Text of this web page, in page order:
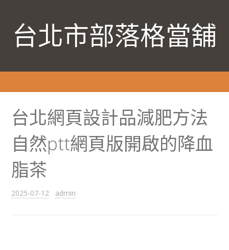
台北市部落格當舖
台北網頁設計品減肥方法
自然ptt網頁版開啟的降血
脂茶
2025-07-12 admin